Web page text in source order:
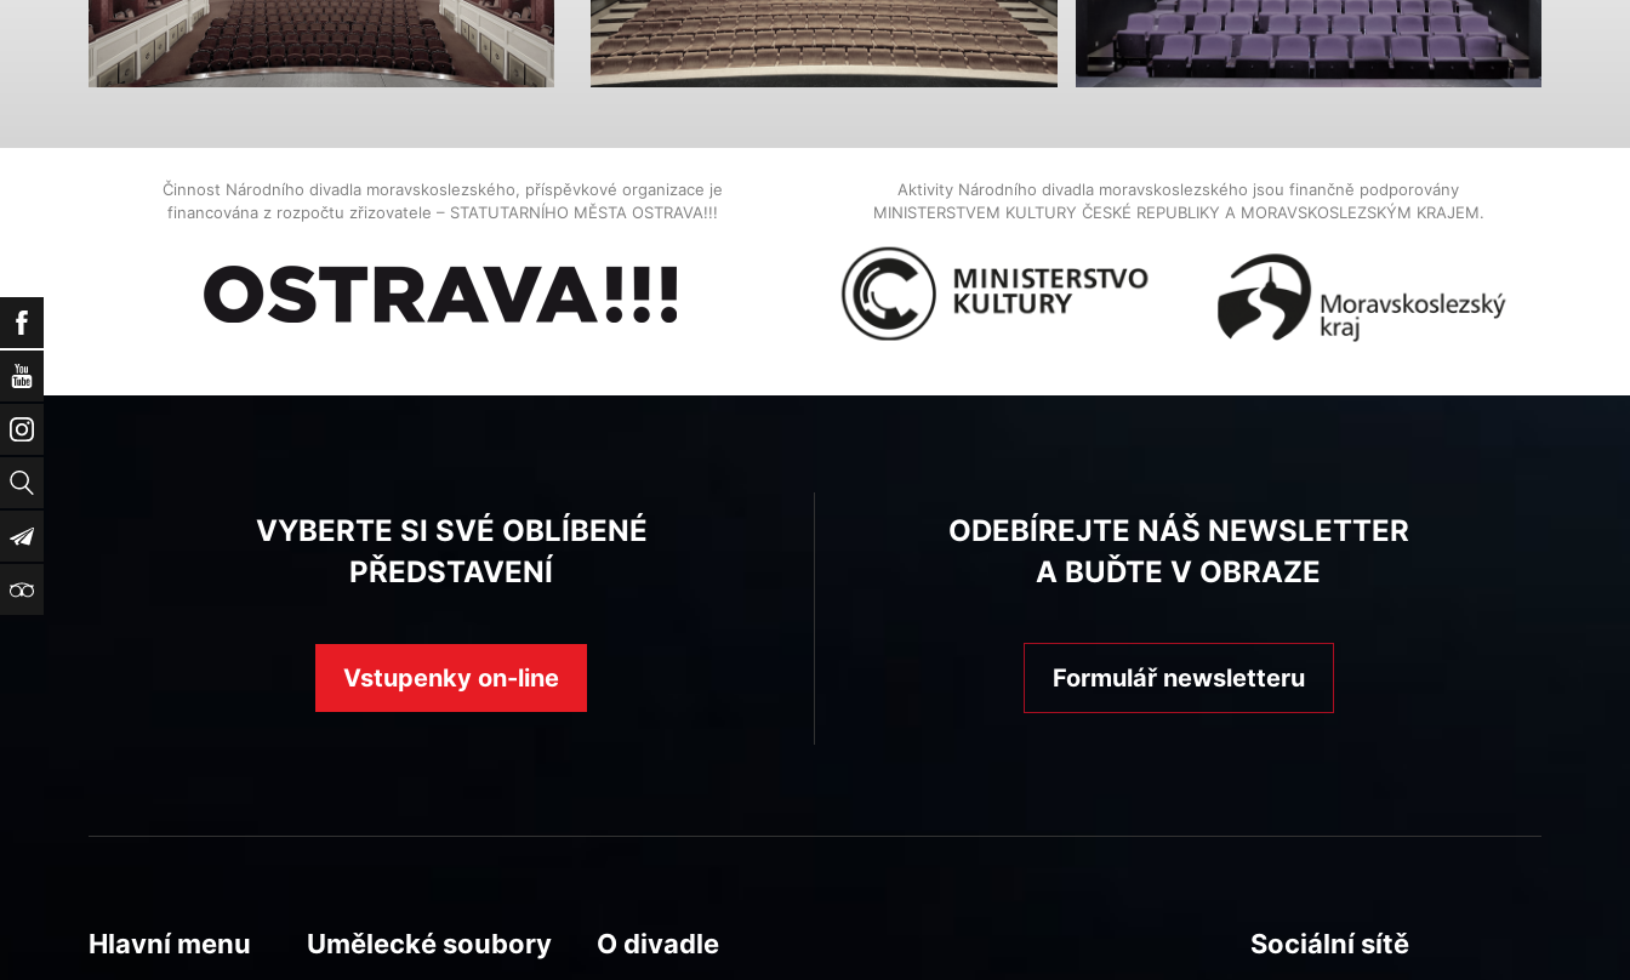
Facebook
YouTube
Instagram
Vyhledat
Newsletter
TripAdvisor
Činnost Národního divadla moravskoslezského, příspěvkové organizace je
financována z rozpočtu zřizovatele – STATUTARNÍHO MĚSTA OSTRAVA!!!
Aktivity Národního divadla moravskoslezského jsou finančně podporovány
MINISTERSTVEM KULTURY ČESKÉ REPUBLIKY A MORAVSKOSLEZSKÝM KRAJEM.
VYBERTE SI SVÉ OBLÍBENÉ
PŘEDSTAVENÍ
Vstupenky on-line
ODEBÍREJTE NÁŠ NEWSLETTER
A BUĎTE V OBRAZE
Formulář newsletteru
Hlavní menu Umělecké soubory O divadle Sociální sítě